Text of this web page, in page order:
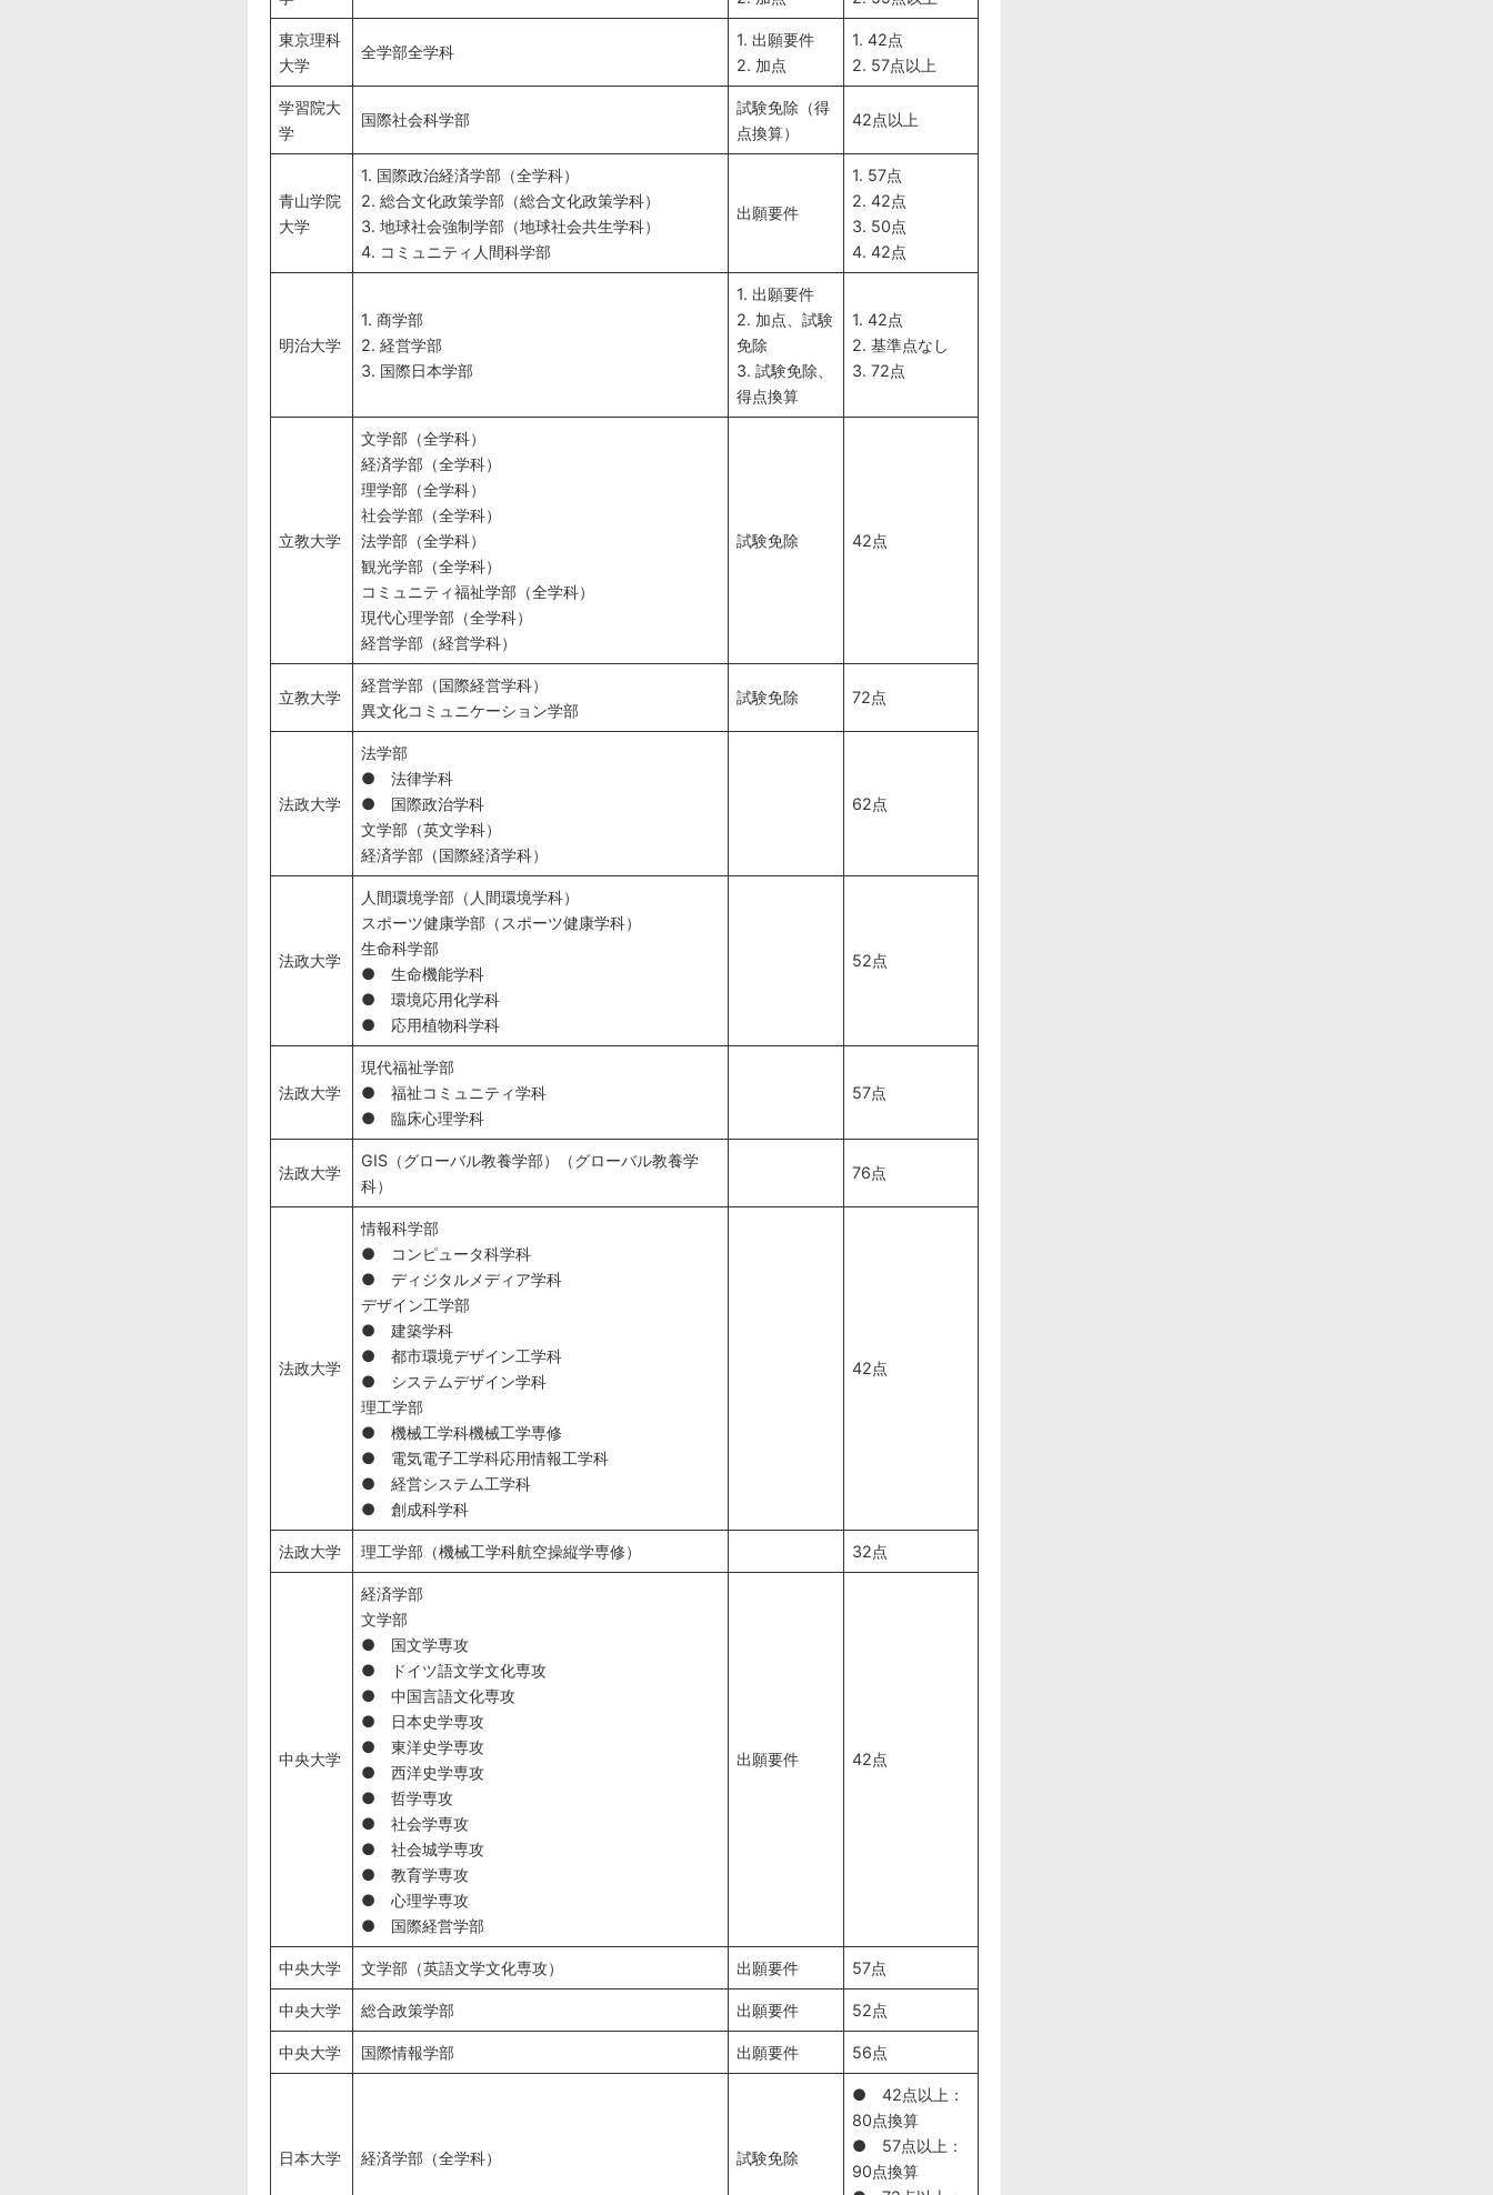
東京理科
大学
全学部全学科
1. 出願要件
2. 加点
1. 42点
2. 57点以上
学習院大
学
国際社会科学部
試験免除（得
点換算）
42点以上
青山学院
大学
1. 国際政治経済学部（全学科）
2. 総合文化政策学部（総合文化政策学科）
3. 地球社会強制学部（地球社会共生学科）
4. コミュニティ人間科学部
出願要件
1. 57点
2. 42点
3. 50点
4. 42点
明治大学
1. 商学部
2. 経営学部
3. 国際日本学部
1. 出願要件
2. 加点、試験
免除
3. 試験免除、
得点換算
1. 42点
2. 基準点なし
3. 72点
立教大学
文学部（全学科）
経済学部（全学科）
理学部（全学科）
社会学部（全学科）
法学部（全学科）
観光学部（全学科）
コミュニティ福祉学部（全学科）
現代心理学部（全学科）
経営学部（経営学科）
試験免除 42点
立教大学
経営学部（国際経営学科）
異文化コミュニケーション学部
試験免除 72点
法政大学
法学部
● 法律学科
● 国際政治学科
文学部（英文学科）
経済学部（国際経済学科）
62点
法政大学
人間環境学部（人間環境学科）
スポーツ健康学部（スポーツ健康学科）
生命科学部
● 生命機能学科
● 環境応用化学科
● 応用植物科学科
52点
法政大学
現代福祉学部
● 福祉コミュニティ学科
● 臨床心理学科
57点
法政大学
GIS（グローバル教養学部）（グローバル教養学
科）
76点
法政大学
情報科学部
● コンピュータ科学科
● ディジタルメディア学科
デザイン工学部
● 建築学科
● 都市環境デザイン工学科
● システムデザイン学科
理工学部
● 機械工学科機械工学専修
● 電気電子工学科応用情報工学科
● 経営システム工学科
● 創成科学科
42点
法政大学 理工学部（機械工学科航空操縦学専修） 32点
中央大学
経済学部
文学部
● 国文学専攻
● ドイツ語文学文化専攻
● 中国言語文化専攻
● 日本史学専攻
● 東洋史学専攻
● 西洋史学専攻
● 哲学専攻
● 社会学専攻
● 社会城学専攻
● 教育学専攻
● 心理学専攻
● 国際経営学部
出願要件 42点
中央大学 文学部（英語文学文化専攻） 出願要件 57点
中央大学 総合政策学部 出願要件 52点
中央大学 国際情報学部 出願要件 56点
日本大学 経済学部（全学科） 試験免除
● 42点以上：
80点換算
● 57点以上：
90点換算